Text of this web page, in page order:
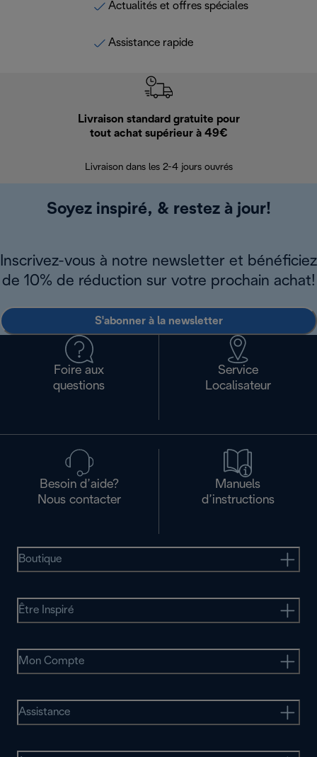
Actualités et offres spéciales
Assistance rapide
Livraison standard gratuite pour
tout achat supérieur à 49€
Livraison dans les 2-4 jours ouvrés
Soyez inspiré, & restez à jour!
Inscrivez-vous à notre newsletter et bénéficiez
de 10% de réduction sur votre prochain achat!
S'abonner à la newsletter
Foire aux
questions
Service
Localisateur
Besoin d’aide?
Nous contacter
Manuels
d’instructions
Boutique
Être Inspiré
Mon Compte
Assistance